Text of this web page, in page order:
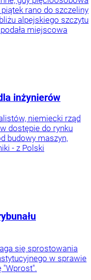
rano do szczeliny
alpejskiego szczytu
miejscowa
inżynierów
niemiecki rząd
dostępie do rynku
budowy maszyn,
- z Polski
się sprostowania
w sprawie
"Wprost".